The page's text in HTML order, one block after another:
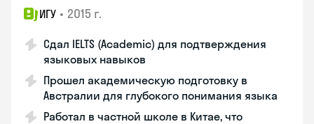
ИГУ • 2015 г.
Сдал IELTS (Academic) для подтверждения
языковых навыков
Прошел академическую подготовку в
Австралии для глубокого понимания языка
Работал в частной школе в Китае, что